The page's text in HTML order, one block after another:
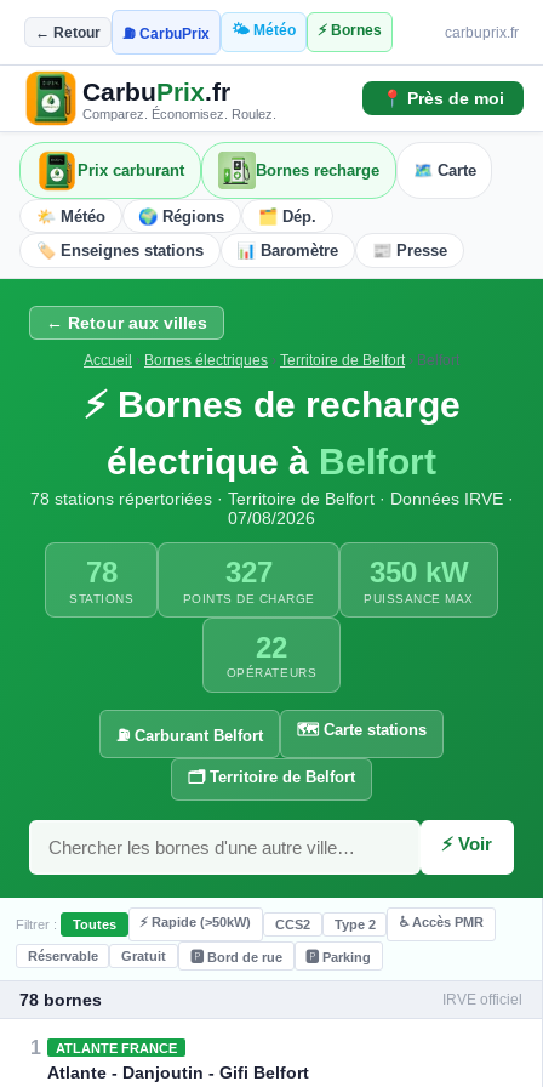
← Retour ⛽ CarbuPrix 🌤️ Météo ⚡ Bornes carbuprix.fr
CarbuPrix.fr
Comparez. Économisez. Roulez.
📍 Près de moi
Prix carburant Bornes recharge 🗺️ Carte
🌤️ Météo 🌍 Régions
🗂️ Dép.
🏷️ Enseignes stations
📊 Baromètre 📰 Presse
← Retour aux villes
Accueil › Bornes électriques › Territoire de Belfort› Belfort
⚡ Bornes de recharge
électrique à Belfort
78 stations répertoriées · Territoire de Belfort · Données IRVE ·
07/08/2026
78
STATIONS
327
POINTS DE CHARGE
350 kW
PUISSANCE MAX
22
OPÉRATEURS
⛽ Carburant Belfort 🗺️ Carte stations
🗂️ Territoire de Belfort
⚡ Voir
Filtrer : Toutes ⚡ Rapide (>50kW) CCS2 Type 2 ♿ Accès PMR
Réservable Gratuit 🅿️ Bord de rue 🅿️ Parking
78 bornes IRVE officiel
1 ATLANTE FRANCE
Atlante - Danjoutin - Gifi Belfort
⚡ 22 kW
⚡ 22 kW